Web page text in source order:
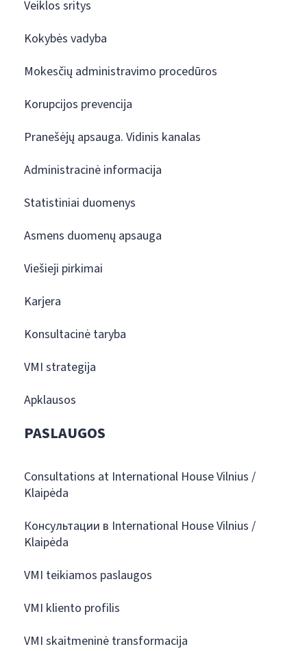
Veiklos sritys
Kokybės vadyba
Mokesčių administravimo procedūros
Korupcijos prevencija
Pranešėjų apsauga. Vidinis kanalas
Administracinė informacija
Statistiniai duomenys
Asmens duomenų apsauga
Viešieji pirkimai
Karjera
Konsultacinė taryba
VMI strategija
Apklausos
PASLAUGOS
Consultations at International House Vilnius /
Klaipėda
Консультации в International House Vilnius /
Klaipėda
VMI teikiamos paslaugos
VMI kliento profilis
VMI skaitmeninė transformacija